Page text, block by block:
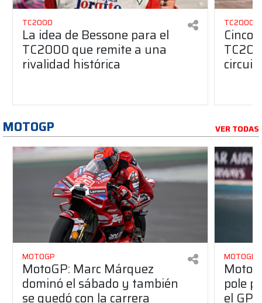
TC2000
La idea de Bessone para el
TC2000 que remite a una
rivalidad histórica
TC2000
Cinco
MOTOGP VER TODAS
MOTOGP
MotoGP: Marc Márquez
dominó el sábado y también
se quedó con la carrera
MOTOGP
pole
el GP